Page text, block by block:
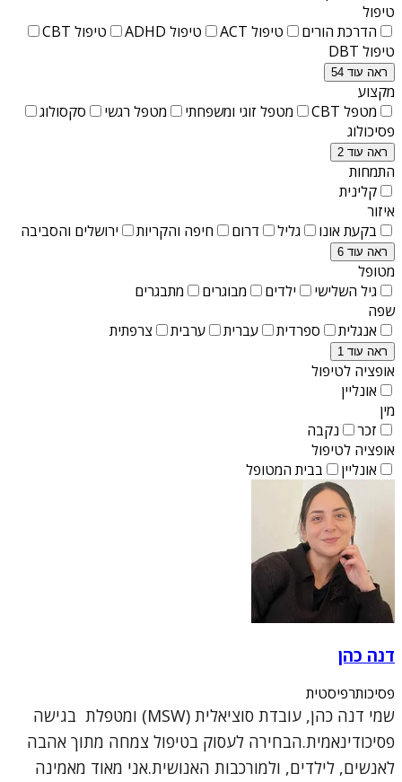
טיפול
הדרכת הורים
טיפול ACT טיפול ADHD
טיפול CBT
טיפול DBT
ראה עוד 54
מקצוע
מטפל CBT
מטפל זוגי ומשפחתי מטפל רגשי
סקסולוג
פסיכולוג
ראה עוד 2
התמחות
קלינית
איזור
בקעת אונו
גליל דרום חיפה והקריות ירושלים והסביבה
ראה עוד 6
מטופל
גיל השלישי
ילדים מבוגרים
מתבגרים
שפה
אנגלית
ספרדית עברית ערבית צרפתית
ראה עוד 1
אופציה לטיפול
אונליין
מין
זכר
נקבה
אופציה לטיפול
אונליין
בבית המטופל
דנה כהן
פסיכותרפיסטית
שמי דנה כהן, עובדת סוציאלית (MSW) ומטפלת בגישה
פסיכודינאמית.הבחירה לעסוק בטיפול צמחה מתוך אהבה
לאנשים, לילדים, ולמורכבות האנושית.אני מאוד מאמינה